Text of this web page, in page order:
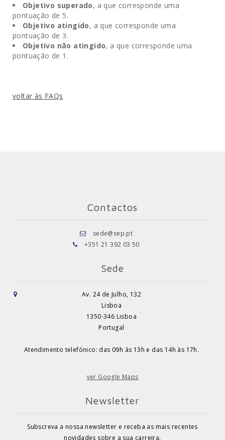
Objetivo superado, a que corresponde uma
pontuação de 5.
Objetivo atingido, a que corresponde uma
pontuação de 3.
Objetivo não atingido, a que corresponde uma
pontuação de 1.
voltar às FAQs
Contactos
sede@sep.pt
+351 21 392 03 50
Sede
Av. 24 de Julho, 132
Lisboa
1350-346 Lisboa
Portugal
Atendimento telefónico: das 09h às 13h e das 14h às 17h.
ver Google Maps
Newsletter
Subscreva a nossa newsletter e receba as mais recentes
novidades sobre a sua carreira.